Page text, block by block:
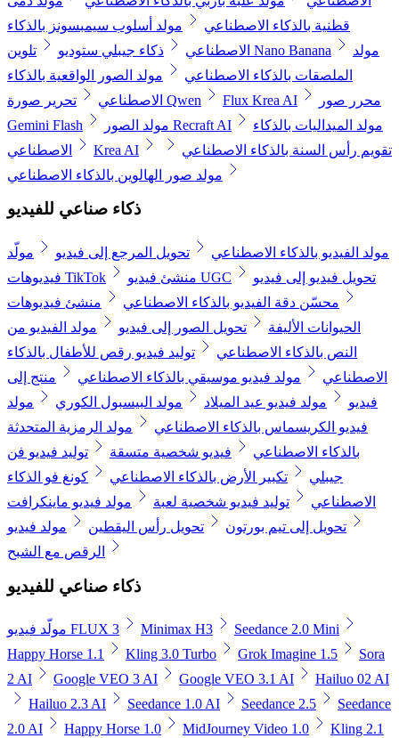
قطنية بالذكاء الاصطناعي
مولد أسلوب سيمبسونز بالذكاء
الاصطناعي
ذكاء جيبلي ستوديو تلوين Nano Banana
مولد
الملصقات بالذكاء الاصطناعي
مولد الصور الواقعية بالذكاء
الاصطناعي تحرير صورة Qwen Flux Krea AI
محرر صور
Gemini Flash
مولد الصور Recraft AI
مولد الميداليات بالذكاء
الاصطناعي
Krea AI
تقويم رأس السنة بالذكاء الاصطناعي
مولد صور الهالوين بالذكاء الاصطناعي
ذكاء صناعي للفيديو
مولد الفيديو بالذكاء الاصطناعي تحويل المرجع إلى فيديو
مولّد
فيديوهات TikTok
منشئ فيديو UGC
تحويل فيديو إلى فيديو
محسّن دقة الفيديو بالذكاء الاصطناعي
منشئ فيديوهات
الحيوانات الأليفة
تحويل الصور إلى فيديو
مولد الفيديو من
النص بالذكاء الاصطناعي
توليد فيديو رقص للأطفال بالذكاء
الاصطناعي
مولد فيديو موسيقي بالذكاء الاصطناعي
منتج إلى
فيديو
مولد فيديو عيد الميلاد مولد البيسبول الكوري
مولد
فيديو الكريسماس بالذكاء الاصطناعي
مولد الرمزية المتحدثة
بالذكاء الاصطناعي
فيديو شخصية متسقة
توليد فيديو فن
جيبلي
تكبير الأرض بالذكاء الاصطناعي
كونغ فو الذكاء
الاصطناعي
توليد فيديو شخصية لعبة
مولد فيديو ماينكرافت
تحويل إلى تيم بورتون
تحويل رأس اليقطين
مولد فيديو
الرقص مع الشبح
ذكاء صناعي للفيديو
مولّد فيديو FLUX 3 Minimax H3
Seedance 2.0 Mini
Happy Horse 1.1
Kling 3.0 Turbo Grok Imagine 1.5
Sora
2 AI
Google VEO 3 AI Google VEO 3.1 AI
Hailuo 02 AI
Hailuo 2.3 AI
Seedance 1.0 AI Seedance 2.5
Seedance
2.0 AI
Happy Horse 1.0 MidJourney Video 1.0
Kling 2.1